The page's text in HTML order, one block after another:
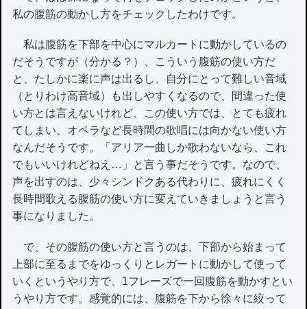
私の腹筋の動かし方をチェックしたわけです。
私は腹筋を下部を中心にマルカートに動かしているの
だそうですが（分かる？）、こういう腹筋の使い方だ
と、たしかに楽に声は出るし、自分にとって難しい音域
（とりわけ高音域）も出しやすくなるので、間違った使
い方とは言えないけれど、この使い方では、とても疲れ
てしまい、オペラなど長時間の歌唱には向かない使い方
なんだそうです。「アリア一曲しか歌わないなら、これ
でもいいけれどねえ…」と言う事だそうです。なので、
声を出すのは、少々シンドクある代わりに、疲れにくく
長時間歌える腹筋の使い方に変えていきましょうと言う
事になりました。
で、その腹筋の使い方と言うのは、下部から始まって
上部に至るまでをゆっくりとレガートに動かして使って
いくというやり方で、1フレーズで一回腹筋を動かすとい
うやり方です。感覚的には、腹筋を下から徐々に絞って